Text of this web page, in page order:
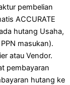
pembelian
ACCURATE
hutang Usaha,
masukan).
atau Vendor.
pembayaran
hutang ke